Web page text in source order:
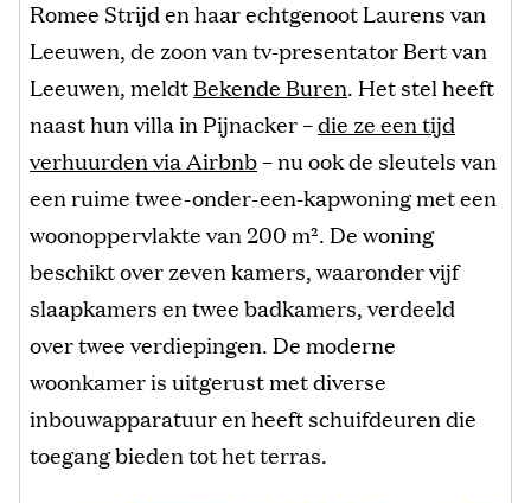
Romee Strijd en haar echtgenoot Laurens van
Leeuwen, de zoon van tv-presentator Bert van
Leeuwen, meldtBekende Buren. Het stel heeft
naast hun villa in Pijnacker –die ze een tijd
verhuurden via Airbnb– nu ook de sleutels van
een ruime twee-onder-een-kapwoning met een
woonoppervlakte van 200 m². De woning
beschikt over zeven kamers, waaronder vijf
slaapkamers en twee badkamers, verdeeld
over twee verdiepingen. De moderne
woonkamer is uitgerust met diverse
inbouwapparatuur en heeft schuifdeuren die
toegang bieden tot het terras.